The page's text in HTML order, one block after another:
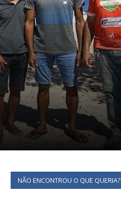
NÃO ENCONTROU O QUE QUERIA?